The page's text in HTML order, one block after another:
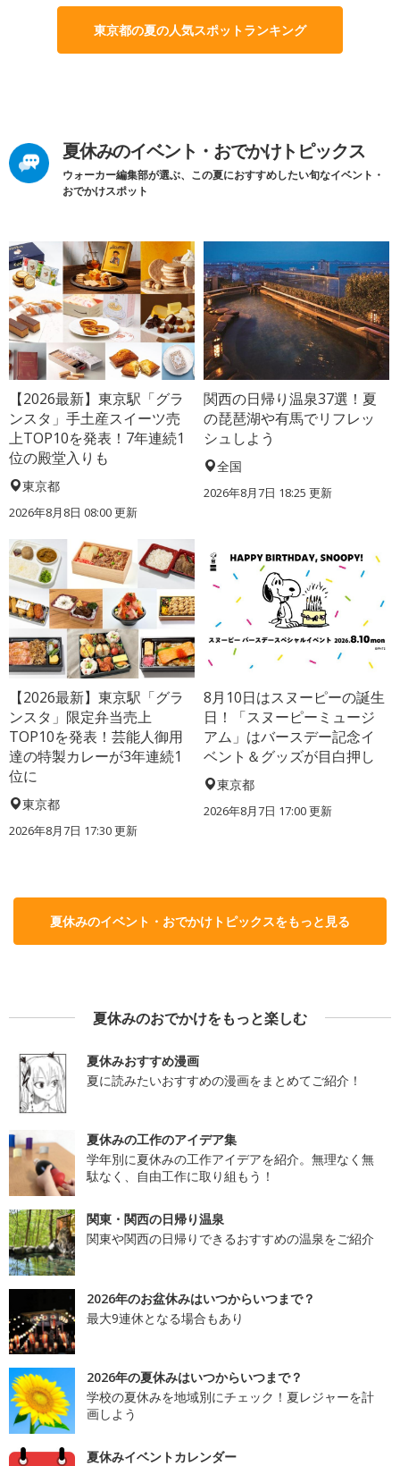
東京都の夏の人気スポットランキング
夏休みのイベント・おでかけトピックス
ウォーカー編集部が選ぶ、この夏におすすめしたい旬なイベント・
おでかけスポット
【2026最新】東京駅「グラ
ンスタ」手土産スイーツ売
上TOP10を発表！7年連続1
位の殿堂入りも
東京都
2026年8月8日 08:00更新
関西の日帰り温泉37選！夏
の琵琶湖や有馬でリフレッ
シュしよう
全国
2026年8月7日 18:25 更新
【2026最新】東京駅「グラ
ンスタ」限定弁当売上
TOP10を発表！芸能人御用
達の特製カレーが3年連続1
位に
東京都
2026年8月7日 17:30更新
8月10日はスヌーピーの誕生
日！「スヌーピーミュージ
アム」はバースデー記念イ
ベント＆グッズが目白押し
東京都
2026年8月7日 17:00更新
夏休みのイベント・おでかけトピックスをもっと見る
夏休みのおでかけをもっと楽しむ
夏休みおすすめ漫画
夏に読みたいおすすめの漫画をまとめてご紹介！
夏休みの工作のアイデア集
学年別に夏休みの工作アイデアを紹介。無理なく無
駄なく、自由工作に取り組もう！
関東・関西の日帰り温泉
関東や関西の日帰りできるおすすめの温泉をご紹介
2026年のお盆休みはいつからいつまで？
最大9連休となる場合もあり
2026年の夏休みはいつからいつまで？
学校の夏休みを地域別にチェック！夏レジャーを計
画しよう
夏休みイベントカレンダー